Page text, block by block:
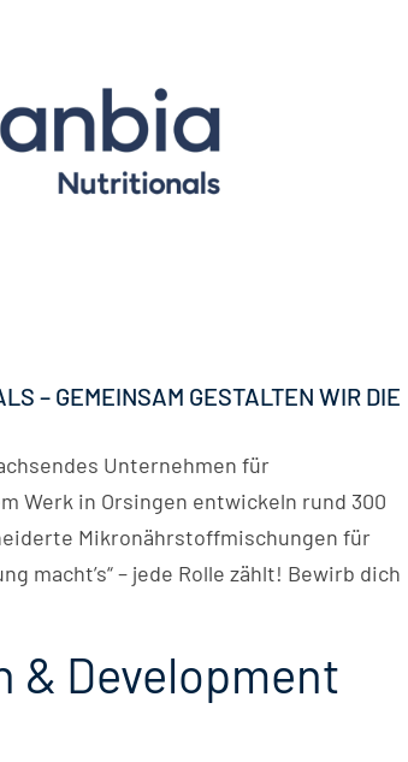
– GEMEINSAM GESTALTEN WIR DIE
Unternehmen für
Werk in Orsingen entwickeln rund 300
Mikronährstoffmischungen für
macht’s“ – jede Rolle zählt! Bewirb dich
& Development